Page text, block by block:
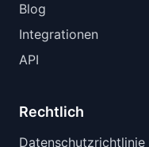
Blog
Integrationen
API
Rechtlich
Datenschutzrichtlinie